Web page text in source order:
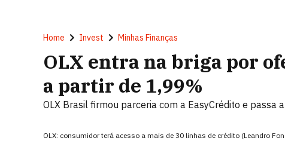
Home Invest Minhas Finanças
OLX entra na briga por
a partir de 1,99%
OLX Brasil firmou parceria com a EasyCrédito e
OLX: consumidor terá acesso a mais de 30 linhas de crédito (Leandro